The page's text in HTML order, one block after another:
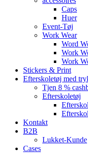
Caps
Huer
Event-Tøj
Work Wear
Word
Work
Work
Stickers & Print
Efterskoletøj med
Tjen 8 %
Efterskoletøj
Kontakt
B2B
Lukket-Kunde
Cases